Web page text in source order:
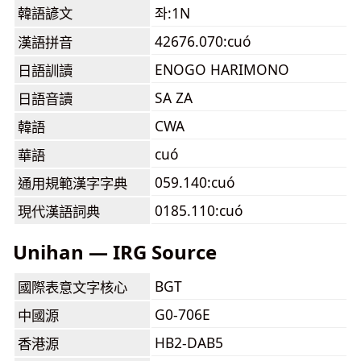
韓語諺文
좌:1N
漢語拼音
42676.070:cuó
日語訓讀
ENOGO HARIMONO
日語音讀
SA ZA
韓語
CWA
華語
cuó
通用規範漢字字典
059.140:cuó
現代漢語詞典
0185.110:cuó
Unihan — IRG Source
國際表意文字核心
BGT
中國源
G0-706E
香港源
HB2-DAB5